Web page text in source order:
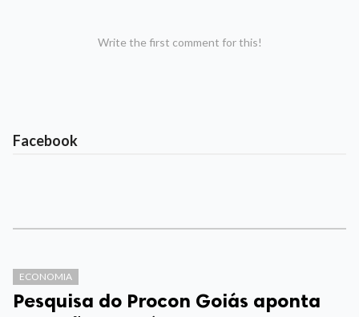
Write the first comment for this!
Facebook
ECONOMIA
Pesquisa do Procon Goiás aponta